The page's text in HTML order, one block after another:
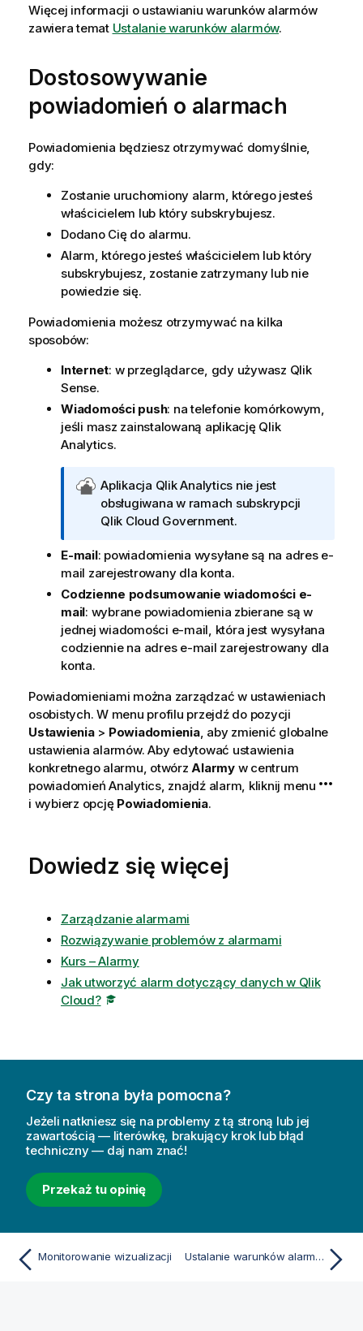
Więcej informacji o ustawianiu warunków alarmów
zawiera temat Ustalanie warunków alarmów.
Dostosowywanie
powiadomień o alarmach
Powiadomienia będziesz otrzymywać domyślnie,
gdy:
Zostanie uruchomiony alarm, którego jesteś
właścicielem lub który subskrybujesz.
Dodano Cię do alarmu.
Alarm, którego jesteś właścicielem lub który
subskrybujesz, zostanie zatrzymany lub nie
powiedzie się.
Powiadomienia możesz otrzymywać na kilka
sposobów:
Internet: w przeglądarce, gdy używasz Qlik
Sense.
Wiadomości push: na telefonie komórkowym,
jeśli masz zainstalowaną aplikację Qlik
Analytics.
U
w
a
a
d
o
t
y
c
c
a
Q
l
k
C
u
d
o
e
r
n
m
t
Aplikacja Qlik Analytics nie jest
obsługiwana w ramach subskrypcji
Qlik Cloud Government.
E-mail: powiadomienia wysyłane są na adres e-
mail zarejestrowany dla konta.
Codzienne podsumowanie wiadomości e-
mail: wybrane powiadomienia zbierane są w
jednej wiadomości e-mail, która jest wysyłana
codziennie na adres e-mail zarejestrowany dla
konta.
Powiadomieniami można zarządzać w ustawieniach
osobistych. W menu profilu przejdź do pozycji
Ustawienia> Powiadomienia, aby zmienić globalne
ustawienia alarmów. Aby edytować ustawienia
konkretnego alarmu, otwórz Alarmyw centrum
powiadomień Analytics, znajdź alarm, kliknij menu
i wybierz opcję Powiadomienia.
Dowiedz się więcej
Zarządzanie alarmami
Rozwiązywanie problemów z alarmami
Kurs – Alarmy
Jak utworzyć alarm dotyczący danych w Qlik
Cloud?
Czy ta strona była pomocna?
Jeżeli natkniesz się na problemy z tą stroną lub jej
zawartością — literówkę, brakujący krok lub błąd
techniczny — daj nam znać!
Przekaż tu opinię
Monitorowanie wizualizacji Ustalanie warunków alarmów